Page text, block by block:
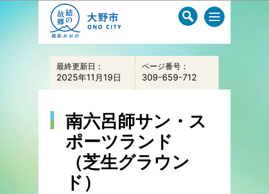
このページの本文へ移動
最終更新日：
2025年11月19日
ページ番号：
309-659-712
南六呂師サン・ス
ポーツランド
（芝生グラウン
ド）